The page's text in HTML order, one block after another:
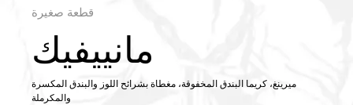
قطعة صغيرة
مانييفيك
ميرينغ، كريما البندق المخفوقة، مغطاة بشرائح اللوز والبندق المكسرة
والمكرملة